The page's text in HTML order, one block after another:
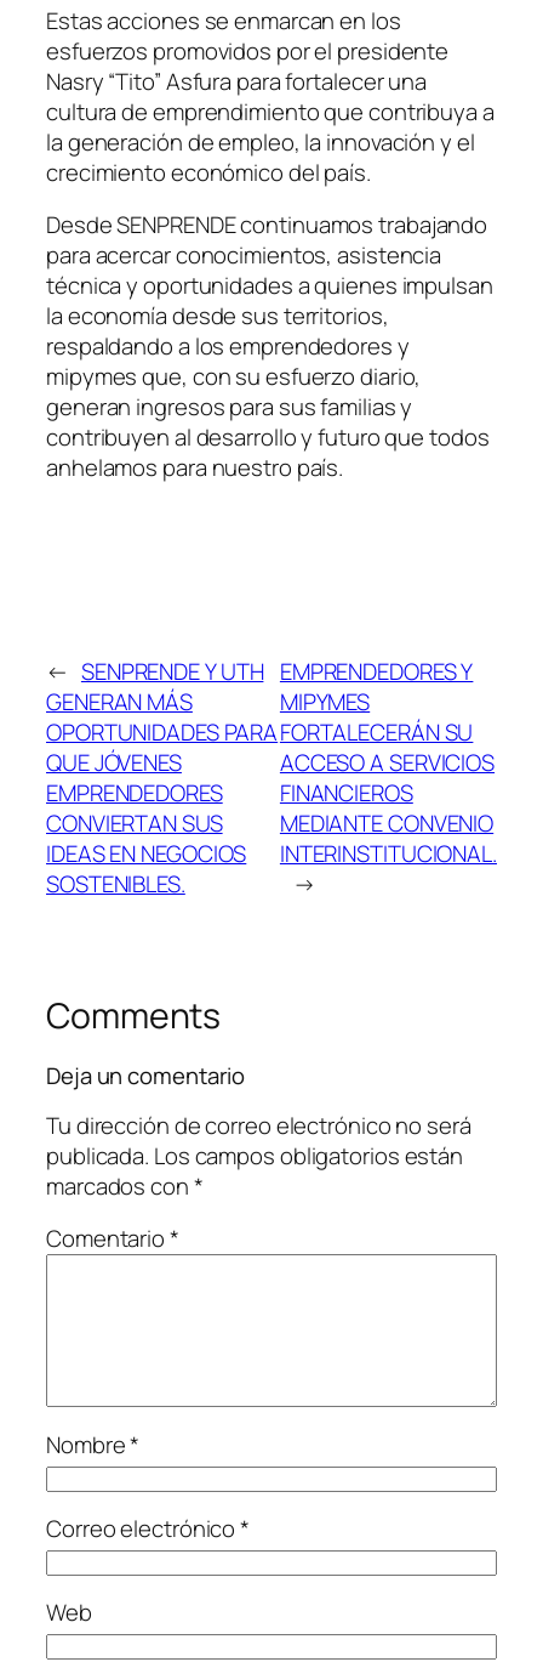
Estas acciones se enmarcan en los
esfuerzos promovidos por el presidente
Nasry “Tito” Asfura para fortalecer una
cultura de emprendimiento que contribuya a
la generación de empleo, la innovación y el
crecimiento económico del país.
Desde SENPRENDE continuamos trabajando
para acercar conocimientos, asistencia
técnica y oportunidades a quienes impulsan
la economía desde sus territorios,
respaldando a los emprendedores y
mipymes que, con su esfuerzo diario,
generan ingresos para sus familias y
contribuyen al desarrollo y futuro que todos
anhelamos para nuestro país.
← SENPRENDE Y UTH
GENERAN MÁS
OPORTUNIDADES PARA
QUE JÓVENES
EMPRENDEDORES
CONVIERTAN SUS
IDEAS EN NEGOCIOS
SOSTENIBLES.
EMPRENDEDORES Y
MIPYMES
FORTALECERÁN SU
ACCESO A SERVICIOS
FINANCIEROS
MEDIANTE CONVENIO
INTERINSTITUCIONAL.
→
Comments
Deja un comentario
Tu dirección de correo electrónico no será
publicada. Los campos obligatorios están
marcados con*
Comentario*
Nombre*
Correo electrónico*
Web